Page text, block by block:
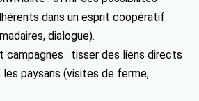
dans un esprit coopératif
dialogue).
campagnes : tisser des liens directs
paysans (visites de ferme,